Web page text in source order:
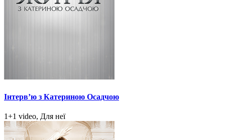
Інтерв’ю з Катериною Осадчою
1+1 video, Для неї